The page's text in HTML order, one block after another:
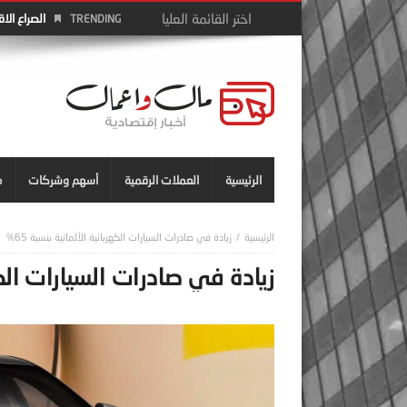
TRENDING الصراع
الرئيسية العملات الرقمية أسهم وشركات
زيادة في صادرات السيارات الكهربائية الألمانية بنسبة 65%
زيادة في صادرات السيارات